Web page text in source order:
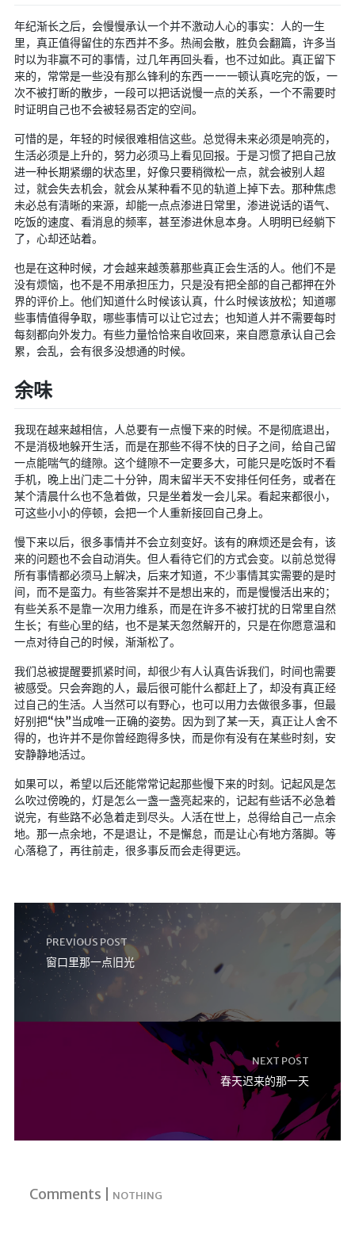
年纪渐长之后，会慢慢承认一个并不激动人心的事实：人的一生
里，真正值得留住的东西并不多。热闹会散，胜负会翻篇，许多当
时以为非赢不可的事情，过几年再回头看，也不过如此。真正留下
来的，常常是一些没有那么锋利的东西——一顿认真吃完的饭，一
次不被打断的散步，一段可以把话说慢一点的关系，一个不需要时
时证明自己也不会被轻易否定的空间。
可惜的是，年轻的时候很难相信这些。总觉得未来必须是响亮的，
生活必须是上升的，努力必须马上看见回报。于是习惯了把自己放
进一种长期紧绷的状态里，好像只要稍微松一点，就会被别人超
过，就会失去机会，就会从某种看不见的轨道上掉下去。那种焦虑
未必总有清晰的来源，却能一点点渗进日常里，渗进说话的语气、
吃饭的速度、看消息的频率，甚至渗进休息本身。人明明已经躺下
了，心却还站着。
也是在这种时候，才会越来越羡慕那些真正会生活的人。他们不是
没有烦恼，也不是不用承担压力，只是没有把全部的自己都押在外
界的评价上。他们知道什么时候该认真，什么时候该放松；知道哪
些事情值得争取，哪些事情可以让它过去；也知道人并不需要每时
每刻都向外发力。有些力量恰恰来自收回来，来自愿意承认自己会
累，会乱，会有很多没想通的时候。
余味
我现在越来越相信，人总要有一点慢下来的时候。不是彻底退出，
不是消极地躲开生活，而是在那些不得不快的日子之间，给自己留
一点能喘气的缝隙。这个缝隙不一定要多大，可能只是吃饭时不看
手机，晚上出门走二十分钟，周末留半天不安排任何任务，或者在
某个清晨什么也不急着做，只是坐着发一会儿呆。看起来都很小，
可这些小小的停顿，会把一个人重新接回自己身上。
慢下来以后，很多事情并不会立刻变好。该有的麻烦还是会有，该
来的问题也不会自动消失。但人看待它们的方式会变。以前总觉得
所有事情都必须马上解决，后来才知道，不少事情其实需要的是时
间，而不是蛮力。有些答案并不是想出来的，而是慢慢活出来的；
有些关系不是靠一次用力维系，而是在许多不被打扰的日常里自然
生长；有些心里的结，也不是某天忽然解开的，只是在你愿意温和
一点对待自己的时候，渐渐松了。
我们总被提醒要抓紧时间，却很少有人认真告诉我们，时间也需要
被感受。只会奔跑的人，最后很可能什么都赶上了，却没有真正经
过自己的生活。人当然可以有野心，也可以用力去做很多事，但最
好别把“快”当成唯一正确的姿势。因为到了某一天，真正让人舍不
得的，也许并不是你曾经跑得多快，而是你有没有在某些时刻，安
安静静地活过。
如果可以，希望以后还能常常记起那些慢下来的时刻。记起风是怎
么吹过傍晚的，灯是怎么一盏一盏亮起来的，记起有些话不必急着
说完，有些路不必急着走到尽头。人活在世上，总得给自己一点余
地。那一点余地，不是退让，不是懈怠，而是让心有地方落脚。等
心落稳了，再往前走，很多事反而会走得更远。
PREVIOUS POST
窗口里那一点旧光
NEXT POST
春天迟来的那一天
Comments | NOTHING
视频解析
盒子软件
盒子软件国内下载
软件接口
🎵音乐播放
器
随便听听
音乐下载
音乐下载2
音乐播放下载
音乐下载备用一
音乐下载备用二
音乐下载备用三
📕学习
知乎付费文章
Markdown学习
LaTeX公式编辑器
Mathlab教学
乐理学习
Web 技术教程
Greasemonkey学习
VIP资源下载
字帖生成
全历史
世界货币
土木类资源下载
找建筑 土木资源
帮你百度
手写文件生成
文件传输
文件传输 自建
文库下载
九宫格照片生成
Cloudreve